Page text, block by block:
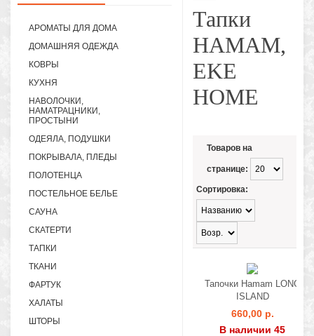
АРОМАТЫ ДЛЯ ДОМА
ДОМАШНЯЯ ОДЕЖДА
КОВРЫ
КУХНЯ
НАВОЛОЧКИ,
НАМАТРАЦНИКИ,
ПРОСТЫНИ
ОДЕЯЛА, ПОДУШКИ
ПОКРЫВАЛА, ПЛЕДЫ
ПОЛОТЕНЦА
ПОСТЕЛЬНОЕ БЕЛЬЕ
САУНА
СКАТЕРТИ
ТАПКИ
ТКАНИ
ФАРТУК
ХАЛАТЫ
ШТОРЫ
Тапки
HAMAM,
EKE
HOME
Товаров на
странице:
Сортировка:
Тапочки Hamam LONG
ISLAND
660,00 р.
В наличии 45